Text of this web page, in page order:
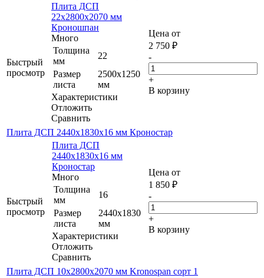
Быстрый
просмотр
Плита ДСП
22х2800х2070 мм
Кроношпан
Много
Толщина
мм
22
Размер
листа
2500х1250
мм
Характеристики
Отложить
Сравнить
Цена от
2 750 ₽
-
+
В корзину
Плита ДСП 2440х1830х16 мм Кроностар
Быстрый
просмотр
Плита ДСП
2440х1830х16 мм
Кроностар
Много
Толщина
мм
16
Размер
листа
2440х1830
мм
Характеристики
Отложить
Сравнить
Цена от
1 850 ₽
-
+
В корзину
Плита ДСП 10x2800x2070 мм Kronospan сорт 1